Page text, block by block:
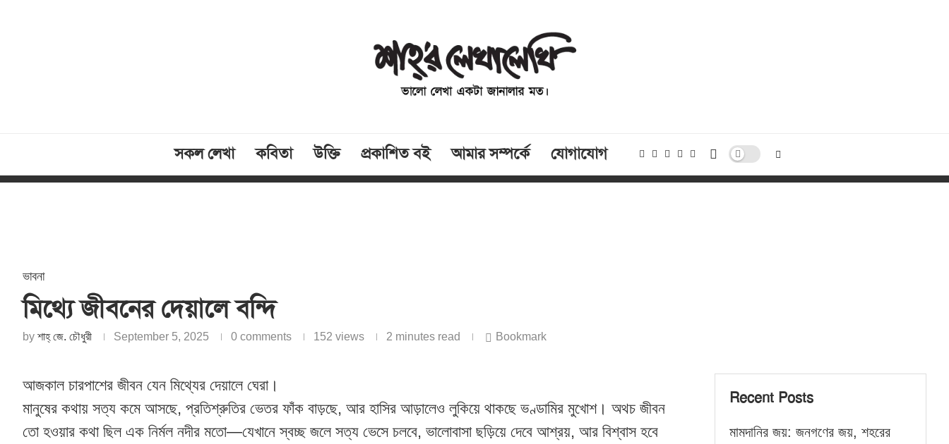
সকল লেখা কবিতা উক্তি প্রকাশিত বই আমার সম্পর্কে যোগাযোগ
ভাবনা
মিথ্যে জীবনের দেয়ালে বন্দি
by শাহ্‌ জে. চৌধুরী September 5, 2025 0 comments 152 views 2 minutes read Bookmark
আজকাল চারপাশের জীবন যেন মিথ্যের দেয়ালে ঘেরা।
মানুষের কথায় সত্য কমে আসছে, প্রতিশ্রুতির ভেতর ফাঁক বাড়ছে, আর হাসির আড়ালেও লুকিয়ে থাকছে ভণ্ডামির মুখোশ। অথচ জীবন
তো হওয়ার কথা ছিল এক নির্মল নদীর মতো—যেখানে স্বচ্ছ জলে সত্য ভেসে চলবে, ভালোবাসা ছড়িয়ে দেবে আশ্রয়, আর বিশ্বাস হবে
Recent Posts
মামদানির জয়: জনগণের জয়, শহরের